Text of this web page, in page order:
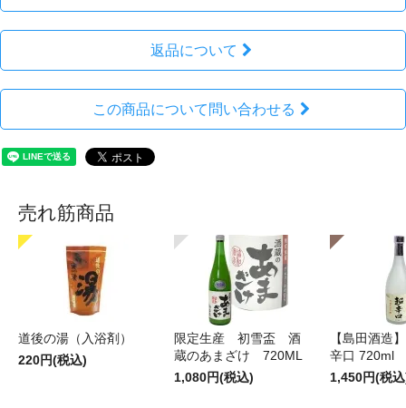
返品について
この商品について問い合わせる
売れ筋商品
道後の湯（入浴剤）
220円(税込)
限定生産 初雪盃 酒
蔵のあまざけ 720ML
1,080円(税込)
【島田酒造
辛口 720ml
1,450円(税